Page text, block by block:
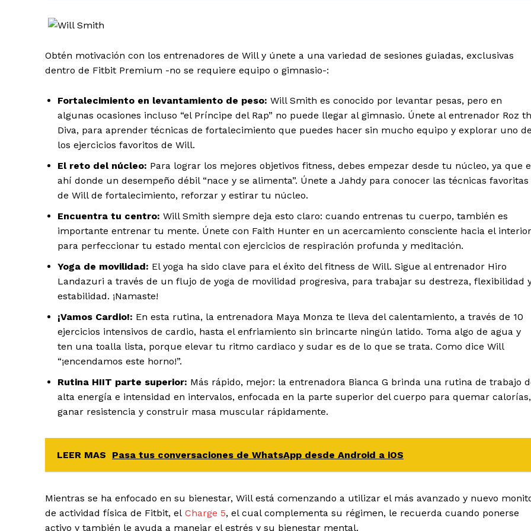
Obtén motivación con los entrenadores de Will y únete a una variedad de sesiones guiadas, exclusivas
dentro de Fitbit Premium -no se requiere equipo o gimnasio-:
Fortalecimiento en levantamiento de peso: Will Smith es conocido por levantar pesas, pero en
algunas ocasiones incluso “el Príncipe del Rap” no puede llegar al gimnasio. Únete al entrenador Roz
Diva, para aprender técnicas de fortalecimiento que puedes hacer sin mucho equipo y explorar uno de
los ejercicios favoritos de Will.
El reto del núcleo: Para lograr los mejores objetivos fitness, debes empezar desde tu núcleo, ya que
ahí donde un desempeño débil “nace y se alimenta”. Únete a Jahdy para conocer las técnicas favoritas
de Will de fortalecimiento, reforzar y estirar tu núcleo.
Encuentra tu centro: Will Smith siempre deja esto claro: cuando entrenas tu cuerpo, también es
importante entrenar tu mente. Únete con Faith Hunter en un acercamiento consciente hacia el interior
para perfeccionar tu estado mental con ejercicios de respiración profunda y meditación.
Yoga de movilidad: El yoga ha sido clave para el éxito del fitness de Will. Sigue al entrenador Hiro
Landazuri a través de un flujo de yoga de movilidad progresiva, para trabajar su destreza, flexibilidad
estabilidad. ¡Namaste!
¡Vamos Cardio!: En esta rutina, la entrenadora Maya Monza te lleva del calentamiento, a través de 10
ejercicios intensivos de cardio, hasta el enfriamiento sin brincarte ningún latido. Toma algo de agua y
ten una toalla lista, porque elevar tu ritmo cardiaco y sudar es de lo que se trata. Como dice Will
“¡encendamos este horno!”.
Rutina HIIT parte superior: Más rápido, mejor: la entrenadora Bianca G brinda una rutina de trabajo
alta energía e intensidad en intervalos, enfocada en la parte superior del cuerpo para quemar calorías,
ganar resistencia y construir masa muscular rápidamente.
LEER MAS Pasa tus conversaciones de WhatsApp desde Android a iOS
Mientras se ha enfocado en su bienestar, Will está comenzando a utilizar el más avanzado y nuevo
de actividad física de Fitbit, el Charge 5, el cual complementa su régimen, le recuerda cuando ponerse
activo y también le ayuda a manejar el estrés y su bienestar mental.